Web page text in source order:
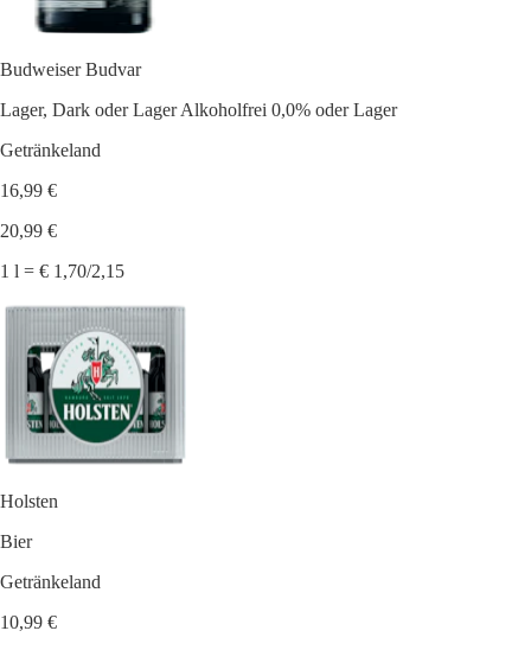
Budweiser Budvar
Lager, Dark oder Lager Alkoholfrei 0,0% oder Lager
Getränkeland
16,99 €
20,99 €
1 l = € 1,70/2,15
Holsten
Bier
Getränkeland
10,99 €